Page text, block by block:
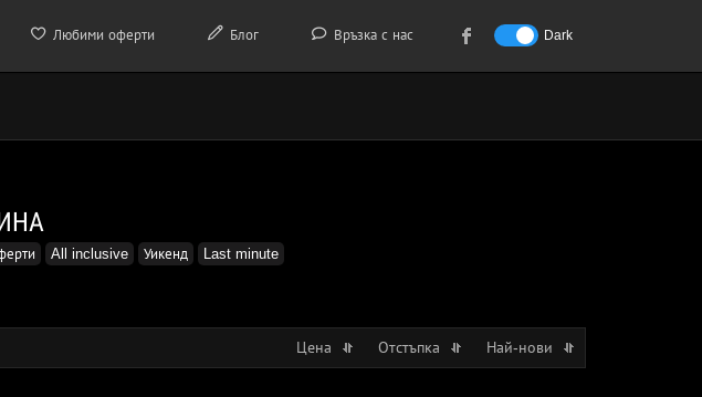
Любими оферти Блог Връзка с нас Dark
All inclusive Уикенд Last minute
Цена Отстъпка Най-нови